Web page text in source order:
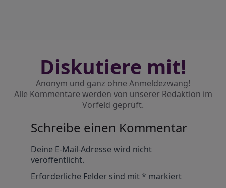
Diskutiere mit!
Anonym und ganz ohne Anmeldezwang!
Alle Kommentare werden von unserer Redaktion im
Vorfeld geprüft.
Schreibe einen Kommentar
Deine E-Mail-Adresse wird nicht
veröffentlicht.
Erforderliche Felder sind mit* markiert